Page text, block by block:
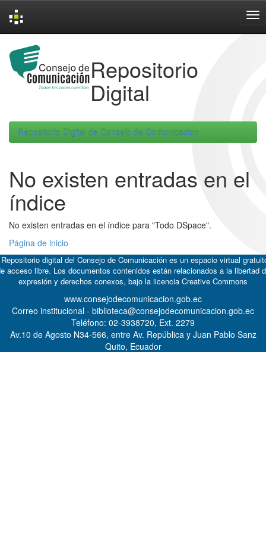
navigation
Repositorio
Digital
Repositorio Digital de Consejo de Comunicacion
No existen entradas en el
índice
No existen entradas en el índice para "Todo DSpace".
Página de inicio
digital del Consejo de Comunicación es un espacio virtual
acceso libre. Los documentos contenidos están relacionados a la libertad
expresión y derechos conexos, bajo la licencia Creative Commons
www.consejodecomunicacion.gob.ec
Correo institucional - biblioteca@consejodecomunicacion.gob.ec
Teléfono: 02-3938720, Ext. 2279
Av.10 de Agosto N34-566, entre Av. República y Juan Pablo Sanz
Quito, Ecuador